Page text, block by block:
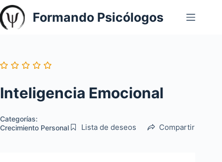
Saltar
al
contenido
Formando Psicólogos
Inteligencia Emocional
Categorías:
Crecimiento Personal
Lista de deseos Compartir